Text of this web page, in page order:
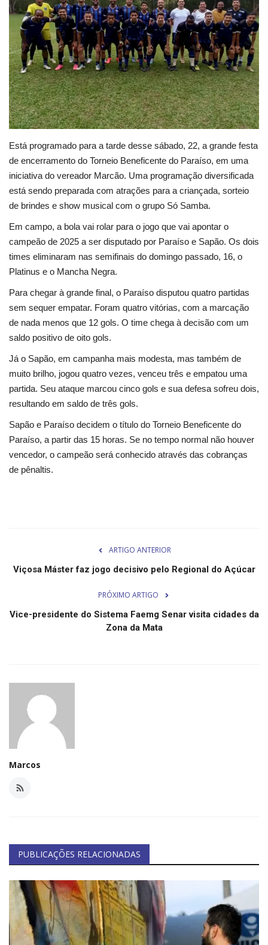
Cultura
UFV
Oportunidade
Sua Cidade
Tempo
Saúde
Política
Trânsito
Segurança Pública
Educação
Esporte
Solidariedade
Meio Ambiente
Justiça
Está programado para a tarde desse sábado, 22, a grande festa
de encerramento do Torneio Beneficente do Paraíso, em uma
iniciativa do vereador Marcão. Uma programação diversificada
está sendo preparada com atrações para a criançada, sorteio
de brindes e show musical com o grupo Só Samba.
Em campo, a bola vai rolar para o jogo que vai apontar o
campeão de 2025 a ser disputado por Paraíso e Sapão. Os dois
times eliminaram nas semifinais do domingo passado, 16, o
Platinus e o Mancha Negra.
Para chegar à grande final, o Paraíso disputou quatro partidas
sem sequer empatar. Foram quatro vitórias, com a marcação
de nada menos que 12 gols. O time chega à decisão com um
saldo positivo de oito gols.
Já o Sapão, em campanha mais modesta, mas também de
muito brilho, jogou quatro vezes, venceu três e empatou uma
partida. Seu ataque marcou cinco gols e sua defesa sofreu dois,
resultando em saldo de três gols.
Sapão e Paraíso decidem o título do Torneio Beneficente do
Paraíso, a partir das 15 horas. Se no tempo normal não houver
vencedor, o campeão será conhecido através das cobranças
de pênaltis.
ARTIGO ANTERIOR
Viçosa Máster faz jogo decisivo pelo Regional do Açúcar
PRÓXIMO ARTIGO
Vice-presidente do Sistema Faemg Senar visita cidades da
Zona da Mata
Marcos
PUBLICAÇÕES RELACIONADAS